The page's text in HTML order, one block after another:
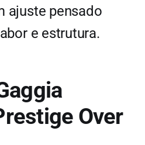
ajuste pensado
e estrutura.
Over